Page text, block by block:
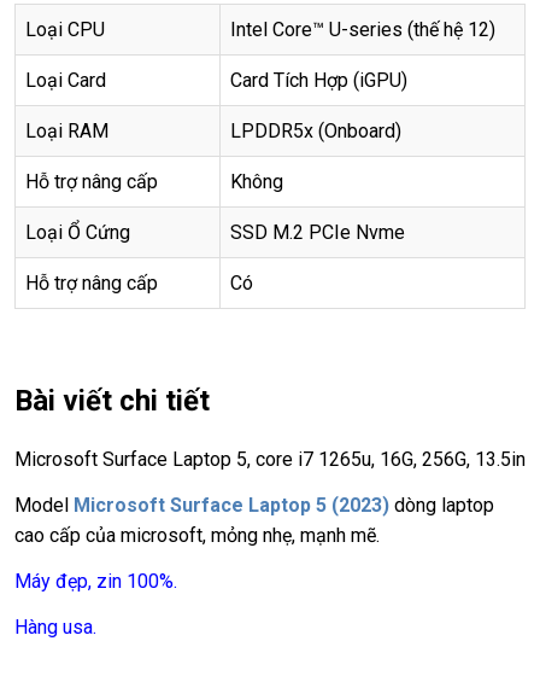
Loại CPU Intel Core™ U-series (thế hệ 12)
Loại Card Card Tích Hợp (iGPU)
Loại RAM LPDDR5x (Onboard)
Hỗ trợ nâng cấp Không
Loại Ổ Cứng SSD M.2 PCIe Nvme
Hỗ trợ nâng cấp Có
Bài viết chi tiết
Microsoft Surface Laptop 5, core i7 1265u, 16G, 256G, 13.5in
Model Microsoft Surface Laptop 5 (2023) dòng laptop
cao cấp của microsoft, mỏng nhẹ, mạnh mẽ.
Máy đẹp, zin 100%.
Hàng usa.